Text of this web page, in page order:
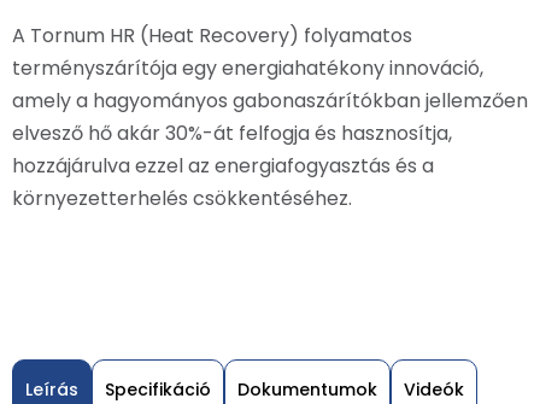
A Tornum HR (Heat Recovery) folyamatos
terményszárítója egy energiahatékony innováció,
amely a hagyományos gabonaszárítókban jellemzően
elvesző hő akár 30%-át felfogja és hasznosítja,
hozzájárulva ezzel az energiafogyasztás és a
környezetterhelés csökkentéséhez.
Leírás Specifikáció Dokumentumok Videók